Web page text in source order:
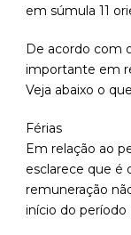
em súmula 11
De acordo com
importante em
Veja abaixo o
Férias
Em relação ao
esclarece que é
remuneração
início do período